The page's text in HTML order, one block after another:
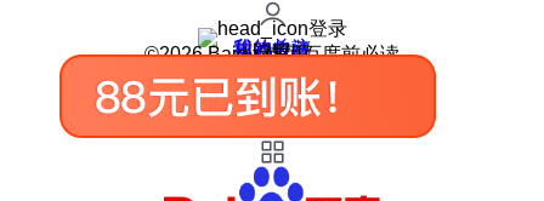
登录
我的关注
我的收藏
皮肤中心
用户反馈
设置
©2026 Baidu 使用百度前必读